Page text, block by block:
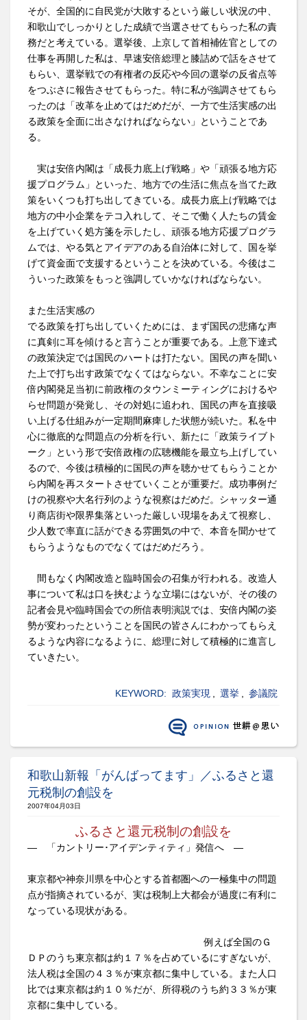
そが、全国的に自民党が大敗するという厳しい状況の中、
和歌山でしっかりとした成績で当選させてもらった私の責
務だと考えている。選挙後、上京して首相補佐官としての
仕事を再開した私は、早速安倍総理と膝詰めで話をさせて
もらい、選挙戦での有権者の反応や今回の選挙の反省点等
をつぶさに報告させてもらった。特に私が強調させてもら
ったのは「改革を止めてはだめだが、一方で生活実感の出
る政策を全面に出さなければならない」ということであ
る。
実は安倍内閣は「成長力底上げ戦略」や「頑張る地方応
援プログラム」といった、地方での生活に焦点を当てた政
策をいくつも打ち出してきている。成長力底上げ戦略では
地方の中小企業をテコ入れして、そこで働く人たちの賃金
を上げていく処方箋を示したし、頑張る地方応援プログラ
ムでは、やる気とアイデアのある自治体に対して、国を挙
げて資金面で支援するということを決めている。今後はこ
ういった政策をもっと強調していかなければならない。
また生活実感の
でる政策を打ち出していくためには、まず国民の悲痛な声
に真剣に耳を傾けると言うことが重要である。上意下達式
の政策決定では国民のハートは打たない。国民の声を聞い
た上で打ち出す政策でなくてはならない。不幸なことに安
倍内閣発足当初に前政権のタウンミーティングにおけるや
らせ問題が発覚し、その対処に追われ、国民の声を直接吸
い上げる仕組みが一定期間麻痺した状態が続いた。私を中
心に徹底的な問題点の分析を行い、新たに「政策ライブト
ーク」という形で安倍政権の広聴機能を最立ち上げしてい
るので、今後は積極的に国民の声を聴かせてもらうことか
ら内閣を再スタートさせていくことが重要だ。成功事例だ
けの視察や大名行列のような視察はだめだ。シャッター通
り商店街や限界集落といった厳しい現場をあえて視察し、
少人数で率直に話ができる雰囲気の中で、本音を聞かせて
もらうようなものでなくてはだめだろう。
間もなく内閣改造と臨時国会の召集が行われる。改造人
事について私は口を挟むような立場にはないが、その後の
記者会見や臨時国会での所信表明演説では、安倍内閣の姿
勢が変わったということを国民の皆さんにわかってもらえ
るような内容になるように、総理に対して積極的に進言し
ていきたい。
KEYWORD: 政策実現 選挙 参議院
和歌山新報「がんばってます」／ふるさと還
元税制の創設を
2007年04月03日
ふるさと還元税制の創設を
― 「カントリー･アイデンティティ」発信へ ―
東京都や神奈川県を中心とする首都圏への一極集中の問題
点が指摘されているが、実は税制上大都会が過度に有利に
なっている現状がある。
例えば全国のＧ
ＤＰのうち東京都は約１７％を占めているにすぎないが、
法人税は全国の４３％が東京都に集中している。また人口
比では東京都は約１０％だが、所得税のうち約３３％が東
京都に集中している。